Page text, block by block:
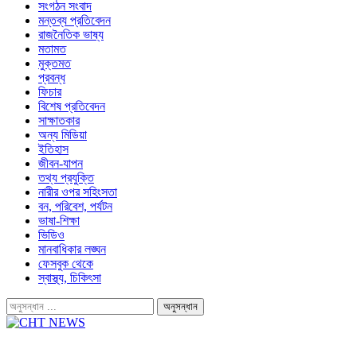
সংগঠন সংবাদ
মন্তব্য প্রতিবেদন
রাজনৈতিক ভাষ্য
মতামত
মুক্তমত
প্রবন্ধ
ফিচার
বিশেষ প্রতিবেদন
সাক্ষাতকার
অন্য মিডিয়া
ইতিহাস
জীবন-যাপন
তথ্য প্রযুক্তি
নারীর ওপর সহিংসতা
বন, পরিবেশ, পর্যটন
ভাষা-শিক্ষা
ভিডিও
মানবাধিকার লঙ্ঘন
ফেসবুক থেকে
স্বাস্থ্য, চিকিৎসা